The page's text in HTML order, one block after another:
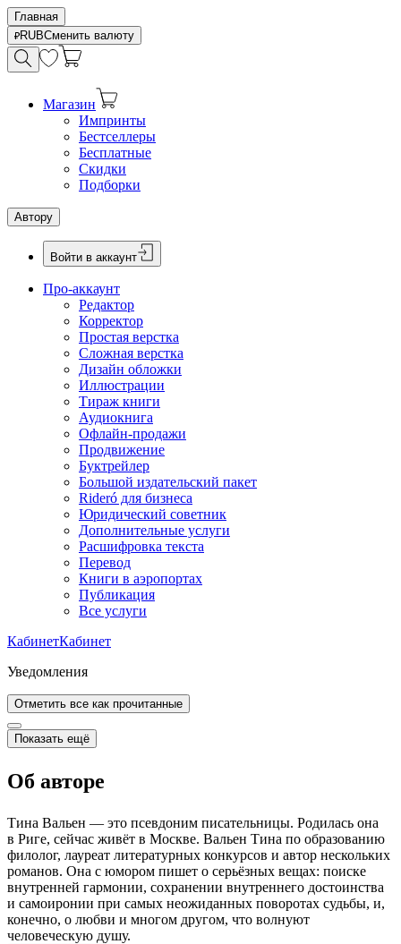
Главная
RUBСменить валюту
Магазин
Импринты
Бестселлеры
Бесплатные
Скидки
Подборки
Автору
Войти в аккаунт
Про-аккаунт
Редактор
Корректор
Простая верстка
Сложная верстка
Дизайн обложки
Иллюстрации
Тираж книги
Аудиокнига
Офлайн-продажи
Продвижение
Буктрейлер
Большой издательский пакет
Rideró для бизнеса
Юридический советник
Дополнительные услуги
Расшифровка текста
Перевод
Книги в аэропортах
Публикация
Все услуги
КабинетКабинет
Уведомления
Отметить все как прочитанные
Показать ещё
Об авторе
Тина Вальен — это псевдоним писательницы. Родилась она
в Риге, сейчас живёт в Москве. Вальен Тина по образованию
филолог, лауреат литературных конкурсов и автор нескольких
романов. Она с юмором пишет о серьёзных вещах: поиске
внутренней гармонии, сохранении внутреннего достоинства
и самоиронии при самых неожиданных поворотах судьбы, и,
конечно, о любви и многом другом, что волнуют
человеческую душу.